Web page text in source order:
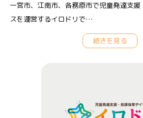
一宮市、江南市、各務原市で児童発達支
スを運営するイロドリで…
続きを見る